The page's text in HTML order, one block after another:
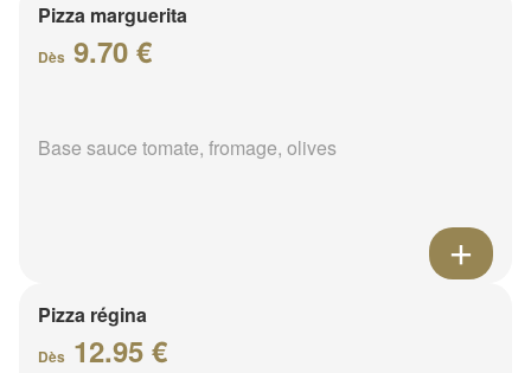
Pizza marguerita
Dès 9.70 €
Base sauce tomate, fromage, olives
Pizza régina
Dès 12.95 €